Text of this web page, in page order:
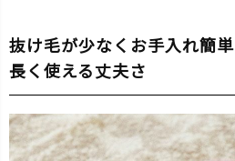
抜け毛が少なくお手入れ簡単
長く使える丈夫さ